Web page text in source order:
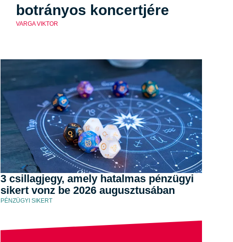
botrányos koncertjére
VARGA VIKTOR
3 csillagjegy, amely hatalmas pénzügyi
sikert vonz be 2026 augusztusában
PÉNZÜGYI SIKERT